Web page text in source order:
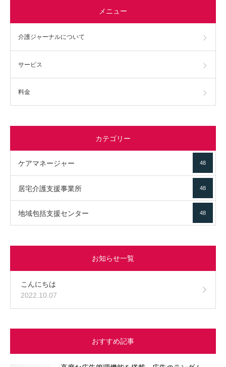
メニュー
介護ジャーナルについて
サービス
料金
カテゴリー
ケアマネージャー 48
居宅介護支援事業所 48
地域包括支援センター 48
お知らせ一覧
こんにちは
2022.10.07
おすすめ記事